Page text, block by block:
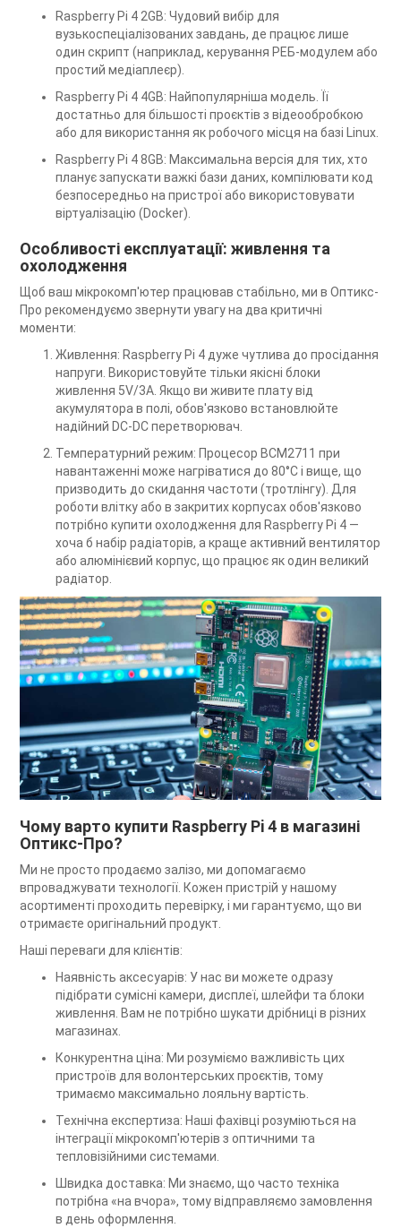
Raspberry Pi 4 2GB: Чудовий вибір для
вузькоспеціалізованих завдань, де працює лише
один скрипт (наприклад, керування РЕБ-модулем або
простий медіаплеєр).
Raspberry Pi 4 4GB: Найпопулярніша модель. Її
достатньо для більшості проєктів з відеообробкою
або для використання як робочого місця на базі Linux.
Raspberry Pi 4 8GB: Максимальна версія для тих, хто
планує запускати важкі бази даних, компілювати код
безпосередньо на пристрої або використовувати
віртуалізацію (Docker).
Особливості експлуатації: живлення та
охолодження
Щоб ваш мікрокомп'ютер працював стабільно, ми в Оптикс-
Про рекомендуємо звернути увагу на два критичні
моменти:
Живлення: Raspberry Pi 4 дуже чутлива до просідання
напруги. Використовуйте тільки якісні блоки
живлення 5V/3A. Якщо ви живите плату від
акумулятора в полі, обов'язково встановлюйте
надійний DC-DC перетворювач.
Температурний режим: Процесор BCM2711 при
навантаженні може нагріватися до 80°C і вище, що
призводить до скидання частоти (тротлінгу). Для
роботи влітку або в закритих корпусах обов'язково
потрібно купити охолодження для Raspberry Pi 4 —
хоча б набір радіаторів, а краще активний вентилятор
або алюмінієвий корпус, що працює як один великий
радіатор.
Чому варто купити Raspberry Pi 4 в магазині
Оптикс-Про?
Ми не просто продаємо залізо, ми допомагаємо
впроваджувати технології. Кожен пристрій у нашому
асортименті проходить перевірку, і ми гарантуємо, що ви
отримаєте оригінальний продукт.
Наші переваги для клієнтів:
Наявність аксесуарів: У нас ви можете одразу
підібрати сумісні камери, дисплеї, шлейфи та блоки
живлення. Вам не потрібно шукати дрібниці в різних
магазинах.
Конкурентна ціна: Ми розуміємо важливість цих
пристроїв для волонтерських проєктів, тому
тримаємо максимально лояльну вартість.
Технічна експертиза: Наші фахівці розуміються на
інтеграції мікрокомп'ютерів з оптичними та
тепловізійними системами.
Швидка доставка: Ми знаємо, що часто техніка
потрібна «на вчора», тому відправляємо замовлення
в день оформлення.